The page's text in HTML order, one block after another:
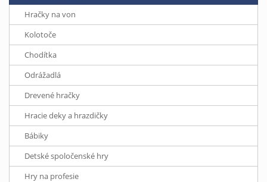
Hračky na von
Kolotoče
Chodítka
Odrážadlá
Drevené hračky
Hracie deky a hrazdičky
Bábiky
Detské spoločenské hry
Hry na profesie